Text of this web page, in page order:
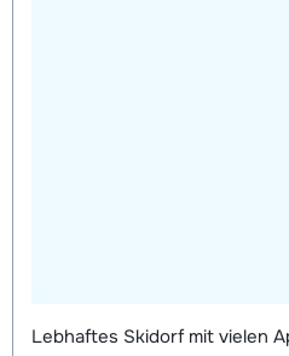
Lebhaftes Skidorf mit vielen